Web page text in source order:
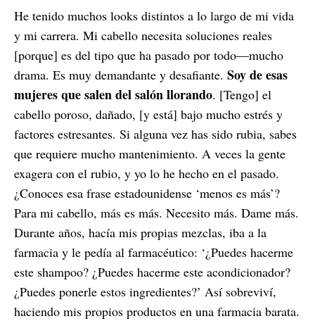
He tenido muchos looks distintos a lo largo de mi vida
y mi carrera. Mi cabello necesita soluciones reales
[porque] es del tipo que ha pasado por todo—mucho
drama. Es muy demandante y desafiante. Soy de esas
mujeres que salen del salón llorando. [Tengo] el
cabello poroso, dañado, [y está] bajo mucho estrés y
factores estresantes. Si alguna vez has sido rubia, sabes
que requiere mucho mantenimiento. A veces la gente
exagera con el rubio, y yo lo he hecho en el pasado.
¿Conoces esa frase estadounidense ‘menos es más’?
Para mi cabello, más es más. Necesito más. Dame más.
Durante años, hacía mis propias mezclas, iba a la
farmacia y le pedía al farmacéutico: ‘¿Puedes hacerme
este shampoo? ¿Puedes hacerme este acondicionador?
¿Puedes ponerle estos ingredientes?’ Así sobreviví,
haciendo mis propios productos en una farmacia barata.